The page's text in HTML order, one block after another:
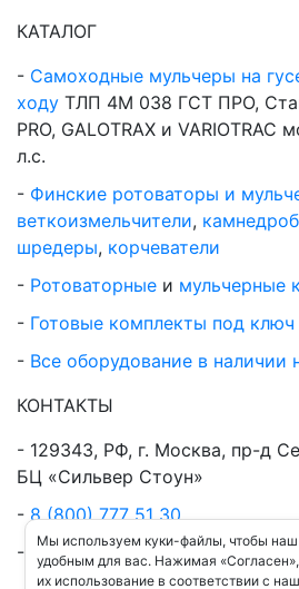
КАТАЛОГ
Самоходные мульчеры на
ходу ТЛП 4М 038 ГСТ ПРО,
PRO, GALOTRAX и
л.с.
Финские ротоваторы и
веткоизмельчители,
шредеры, корчеватели
Ротоваторные и мульчерные
Готовые комплекты под ключ
Все оборудование в наличии
КОНТАКТЫ
129343, РФ, г. Москва, пр-д
БЦ «Сильвер Стоун»
8 (800) 777 51 30
8 (926) 138 59 27
Мы используем куки-файлы, чтобы
удобным для вас. Нажимая
их использование в соответствии с